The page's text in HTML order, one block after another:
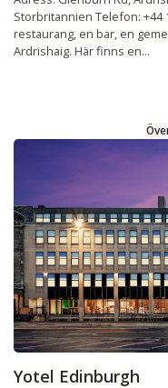
Storbritannien Telefon: +44
restaurang, en bar, en
Ardrishaig. Här finns en...
Yotel Edinburgh